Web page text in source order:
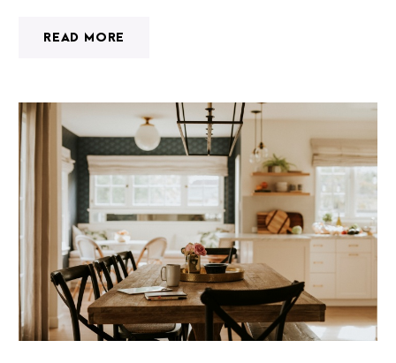
READ MORE